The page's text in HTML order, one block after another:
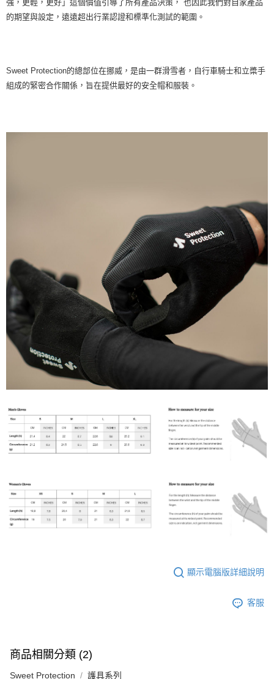
強，更輕，更好」這個價值引導了所有產品決策， 也因此我們對自家產品
的期望與設定，遠遠超出行業認證和標準化測試的範圍。
Sweet Protection的總部位在挪威，是由一群滑雪者，自行車騎士和立槳手
組成的緊密合作關係，旨在提供最好的安全帽和服裝。
顯示電腦版詳細說明
客服
商品相關分類 (2)
Sweet Protection 護具系列